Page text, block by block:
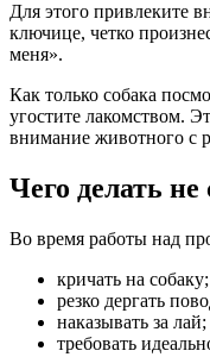
Для этого привлеките
ключице, четко
меня».
Как только собака
угостите лакомством.
внимание животного с
Чего делать не
Во время работы над
кричать на собаку;
резко дергать
наказывать за лай;
требовать